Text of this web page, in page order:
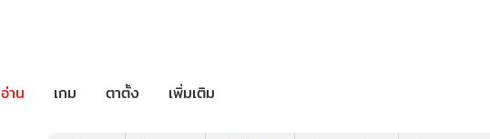
อ่าน เกม ตาตั้ง เพิ่มเติม